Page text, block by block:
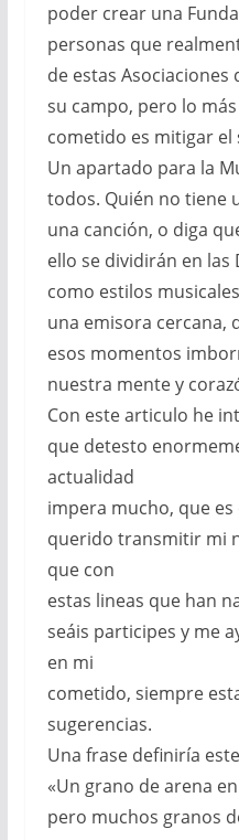
poder crear una
personas que
de estas Asociaciones
su campo, pero lo
cometido es mitigar
Un apartado para la
todos. Quién no tiene
una canción, o diga
ello se dividirán en las
como estilos
una emisora cercana,
esos momentos
nuestra mente y
Con este articulo he
que detesto
actualidad
impera mucho, que es
querido transmitir mi
que con
estas lineas que han
seáis participes y me
en mi
cometido, siempre
sugerencias.
Una frase definiría
«Un grano de arena
pero muchos granos